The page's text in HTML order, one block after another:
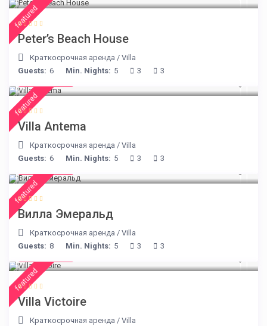
featured
Peter’s Beach House
Краткосрочная аренда /Villa
Guests: 6 Min. Nights: 5 3 3
featured
Villa Antema
Краткосрочная аренда /Villa
Guests: 6 Min. Nights: 5 3 3
featured
Вилла Эмеральд
Краткосрочная аренда /Villa
Guests: 8 Min. Nights: 5 3 3
featured
Villa Victoire
Краткосрочная аренда /Villa